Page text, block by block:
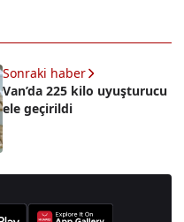
Sonraki haber
Van’da 225 kilo uyuşturucu
ele geçirildi